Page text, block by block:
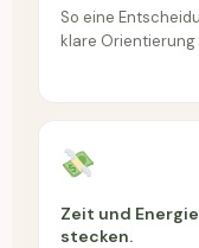
So eine
klare Orientierung
Zeit und
stecken.